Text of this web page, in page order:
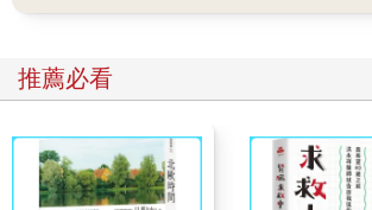
推薦必看